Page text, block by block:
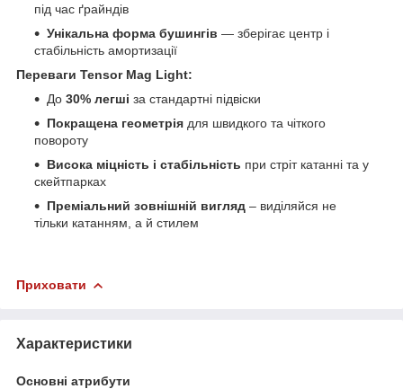
під час ґрайндів
Унікальна форма бушингів — зберігає центр і
стабільність амортизації
Переваги Tensor Mag Light:
До 30% легші за стандартні підвіски
Покращена геометрія для швидкого та чіткого
повороту
Висока міцність і стабільність при стріт катанні та у
скейтпарках
Преміальний зовнішній вигляд – виділяйся не
тільки катанням, а й стилем
Приховати
Характеристики
Основні атрибути